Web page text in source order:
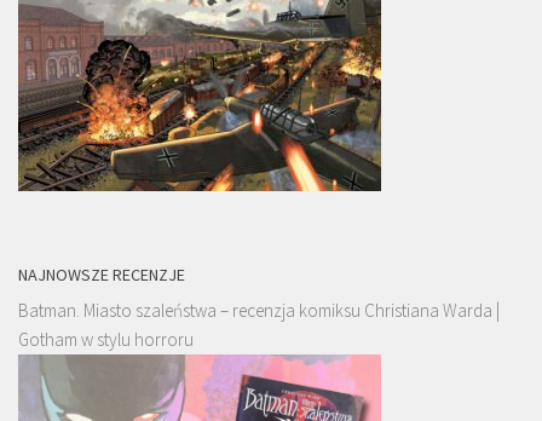
NAJNOWSZE RECENZJE
Batman. Miasto szaleństwa – recenzja komiksu Christiana Warda |
Gotham w stylu horroru